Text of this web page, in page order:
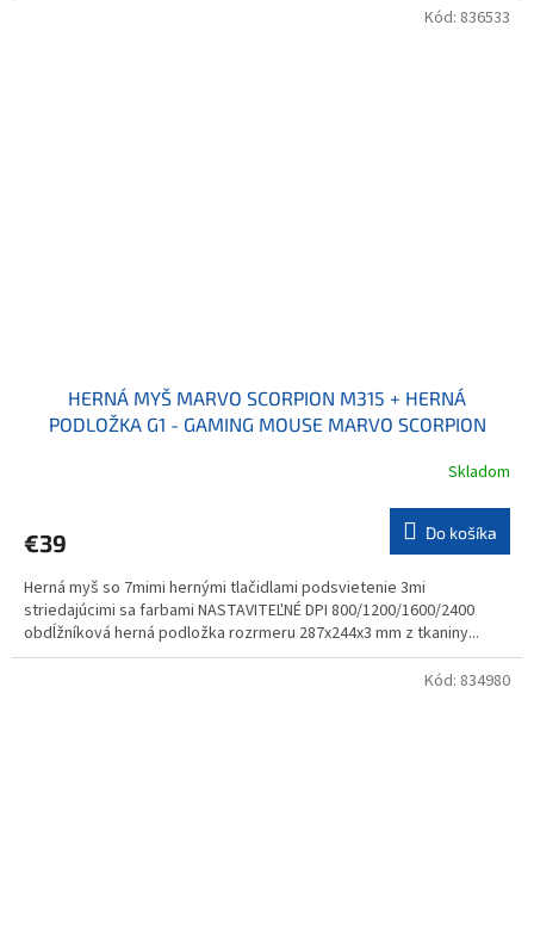
HERNÁ MYŠ MARVO SCORPION M315 + HERNÁ
PODLOŽKA G1 - GAMING MOUSE MARVO SCORPION
Skladom
€39 Do košíka
Herná myš so 7mimi hernými tlačidlami podsvietenie 3mi
striedajúcimi sa farbami NASTAVITEĽNÉ DPI 800/1200/1600/2400
obdĺžníková herná podložka rozrmeru 287x244x3 mm z tkaniny...
Kód: 836533
Kód: 834980